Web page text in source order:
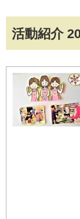
活動紹介